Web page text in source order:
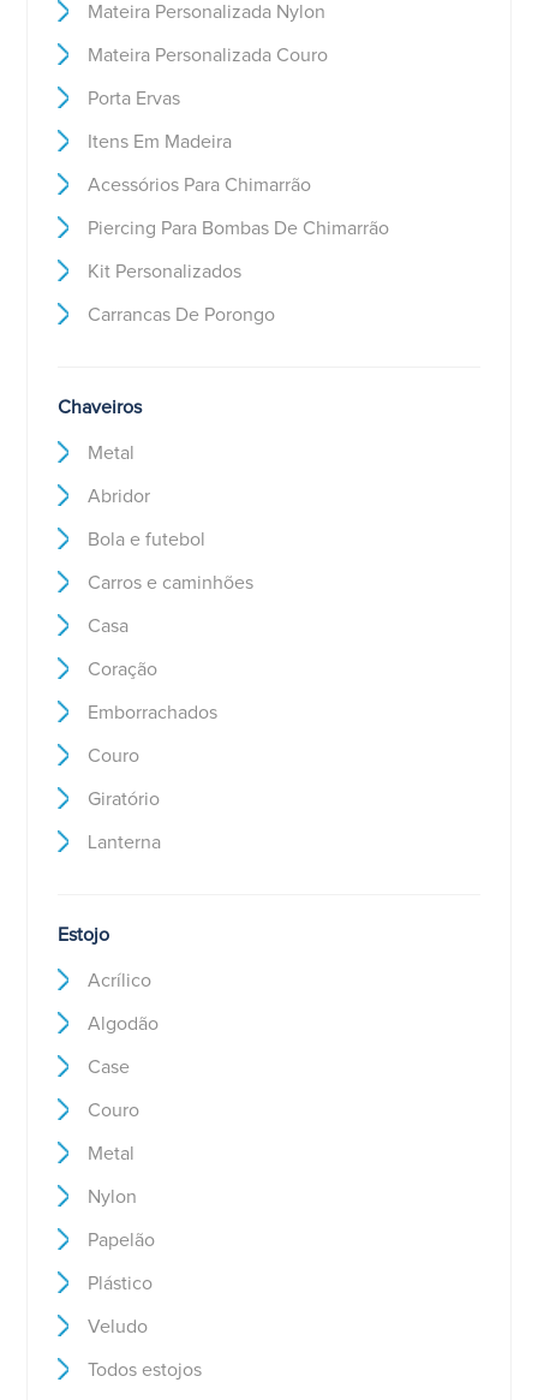
Mateira Personalizada Nylon
Mateira Personalizada Couro
Porta Ervas
Itens Em Madeira
Acessórios Para Chimarrão
Piercing Para Bombas De Chimarrão
Kit Personalizados
Carrancas De Porongo
Chaveiros
Metal
Abridor
Bola e futebol
Carros e caminhões
Casa
Coração
Emborrachados
Couro
Giratório
Lanterna
Estojo
Acrílico
Algodão
Case
Couro
Metal
Nylon
Papelão
Plástico
Veludo
Todos estojos